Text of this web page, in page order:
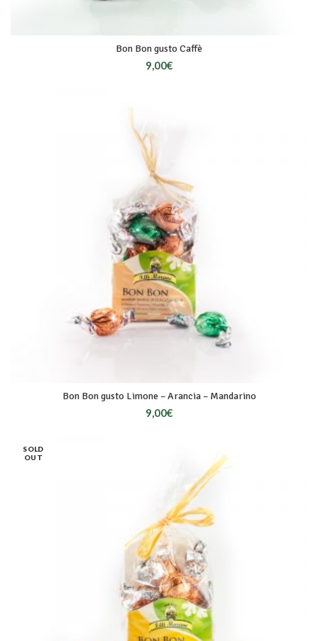
Bon Bon gusto Caffè
9,00€
Bon Bon gusto Limone – Arancia – Mandarino
9,00€
SOLD
OUT